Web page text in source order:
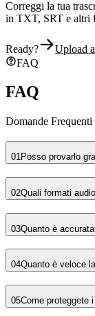
Correggi la tua
in TXT, SRT e altri
Ready?
Upload
FAQ
FAQ
Domande Frequenti
01Posso provarlo
02Quali formati
03Quanto è
04Quanto è veloce
05Come proteggete